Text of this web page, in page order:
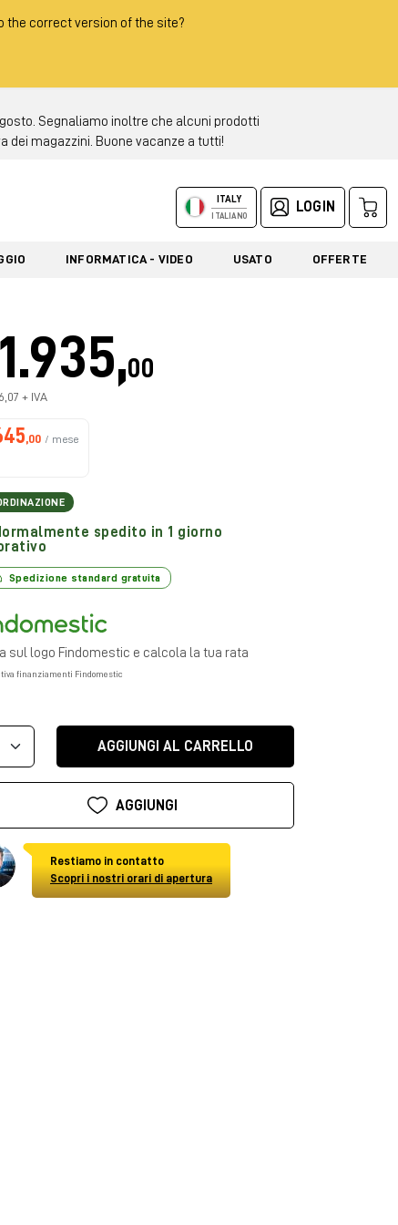
the correct version of the site?
Agosto. Segnaliamo inoltre che alcuni prodotti
magazzini. Buone vacanze a tutti!
ITALY
ITALIANO
LOGIN
INFORMATICA - VIDEO USATO OFFERTE
1.935,00
+ IVA
,00 / mese
spedito in 1 giorno
Spedizione standard gratuita
sul logo Findomestic e calcola la tua rata
finanziamenti Findomestic
AGGIUNGI AL CARRELLO
AGGIUNGI
Restiamo in contatto
Scopri i nostri orari di apertura